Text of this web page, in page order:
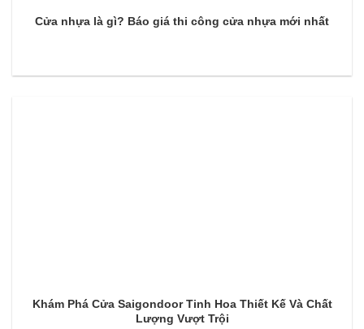
Cửa nhựa là gì? Báo giá thi công cửa nhựa mới nhất
Khám Phá Cửa Saigondoor Tinh Hoa Thiết Kế Và Chất
Lượng Vượt Trội